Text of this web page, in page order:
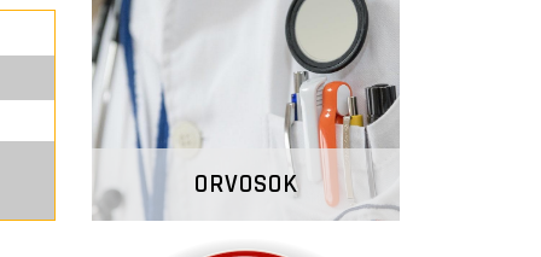
ORVOSOK